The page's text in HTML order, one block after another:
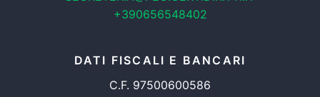
+390656548402
DATI FISCALI E BANCARI
C.F. 97500600586